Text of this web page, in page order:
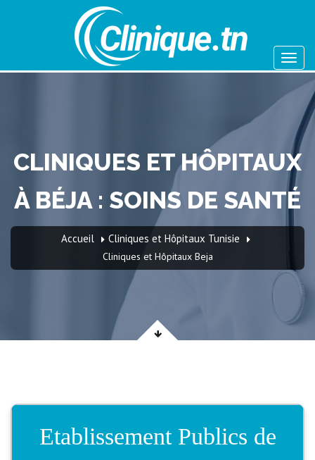
CLINIQUES ET HÔPITAUX
À BÉJA : SOINS DE SANTÉ
Accueil Cliniques et Hôpitaux Tunisie
Cliniques et Hôpitaux Beja
Etablissement Publics de